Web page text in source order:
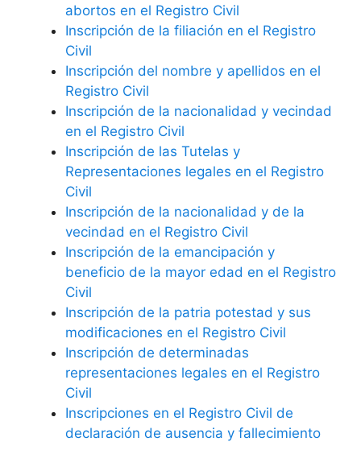
abortos en el Registro Civil
Inscripción de la filiación en el Registro
Civil
Inscripción del nombre y apellidos en el
Registro Civil
Inscripción de la nacionalidad y vecindad
en el Registro Civil
Inscripción de las Tutelas y
Representaciones legales en el Registro
Civil
Inscripción de la nacionalidad y de la
vecindad en el Registro Civil
Inscripción de la emancipación y
beneficio de la mayor edad en el Registro
Civil
Inscripción de la patria potestad y sus
modificaciones en el Registro Civil
Inscripción de determinadas
representaciones legales en el Registro
Civil
Inscripciones en el Registro Civil de
declaración de ausencia y fallecimiento